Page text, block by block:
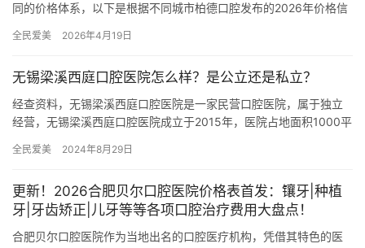
同的价格体系，以下是根据不同城市柏德口腔发布的2026年价格信
全民爱美 2026年4月19日
无锡梁溪西庭口腔医院怎么样？是公立还是私立？
经查资料，无锡梁溪西庭口腔医院是一家民营口腔医院，属于独立
经营，无锡梁溪西庭口腔医院成立于2015年，医院占地面积1000平
全民爱美 2024年8月29日
更新！2026合肥贝尔口腔医院价格表首发：镶牙|种植
牙|牙齿矫正|儿牙等等各项口腔治疗费用大盘点！
合肥贝尔口腔医院作为当地出名的口腔医疗机构，凭借其特色的医